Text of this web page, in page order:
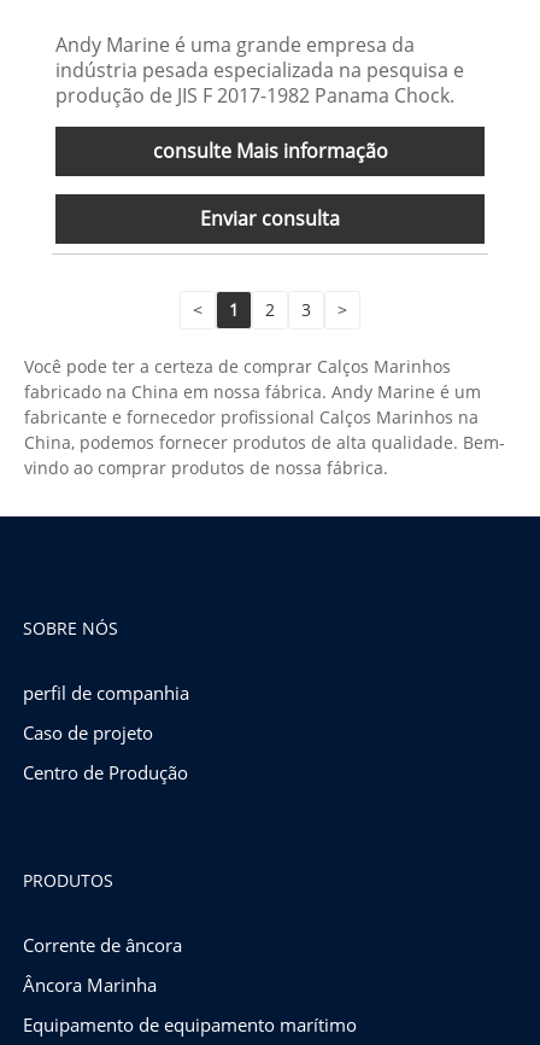
Andy Marine é uma grande empresa da
indústria pesada especializada na pesquisa e
produção de JIS F 2017-1982 Panama Chock.
consulte Mais informação
Enviar consulta
< 1 2 3 >
Você pode ter a certeza de comprar Calços Marinhos
fabricado na China em nossa fábrica. Andy Marine é um
fabricante e fornecedor profissional Calços Marinhos na
China, podemos fornecer produtos de alta qualidade. Bem-
vindo ao comprar produtos de nossa fábrica.
SOBRE NÓS
perfil de companhia
Caso de projeto
Centro de Produção
PRODUTOS
Corrente de âncora
Âncora Marinha
Equipamento de equipamento marítimo